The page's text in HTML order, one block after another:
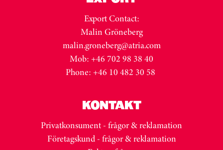
Export Contact:
Malin Gröneberg
malin.groneberg@atria.com
Mob: +46 702 98 38 40
Phone: +46 10 482 30 58
KONTAKT
Privatkonsument - frågor & reklamation
Företagskund - frågor & reklamation